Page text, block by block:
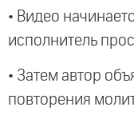
• Видео
исполнитель
• Затем автор
повторения